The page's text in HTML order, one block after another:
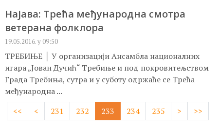
Најава: Трећа међународна смотра
ветерана фолклора
19.05.2016. у 09:50
ТРЕБИЊЕ │ У организацији Ансамбла националних
игара „Јован Дучић“ Требиње и под покровитељством
Града Требиња, сутра и у суботу одржаће се Трећа
међународна ...
<<
< 231 232 233 234 235 > >>